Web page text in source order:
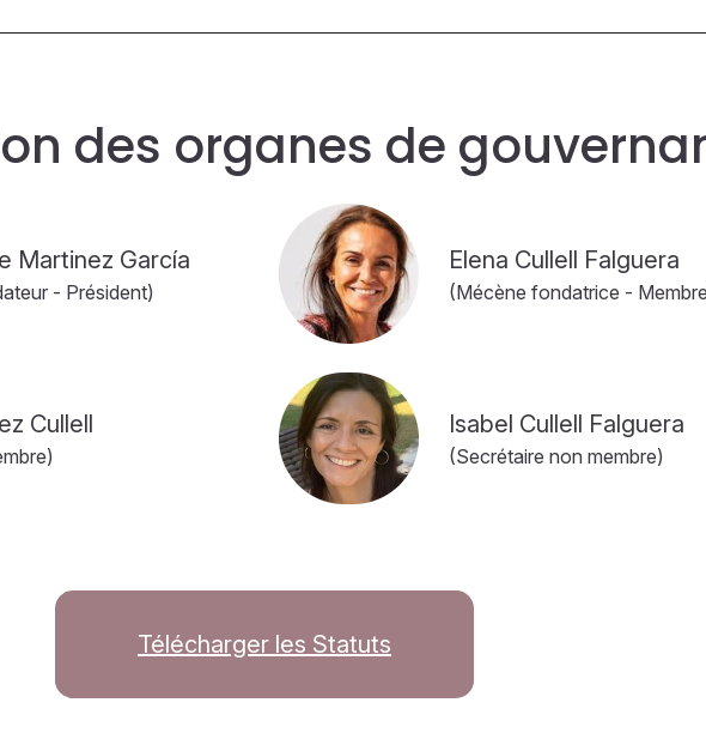
des organes de
Martinez García
- Président)
Elena Cullell Falguera
(Mécène fondatrice -
Cullell Isabel Cullell Falguera
(Secrétaire non membre)
Télécharger les Statuts